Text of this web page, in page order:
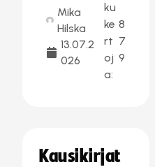
Mika
Hilska
13.07.2
026
ku
ke
rt
oj
a:
8
7
9
Kausikirjat